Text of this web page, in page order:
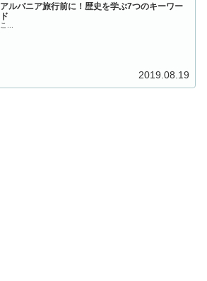
アルバニア旅行前に！歴史を学ぶ7つのキーワー
ド
こ...
2019.08.19